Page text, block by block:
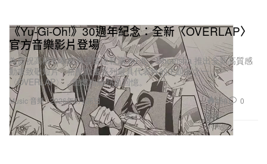
Music 音樂
《Yu-Gi-Oh!》30週年紀念：全新〈OVERLAP〉
官方音樂影片登場
為慶祝高橋和希經典漫畫連載滿 30 年，Shueisha 推出全新高質感
動畫致敬短片，搭配動畫系列最具代表性的主題曲之一
〈OVERLAP〉，重燃粉絲熱血回憶。
2026年5月25日 488 0